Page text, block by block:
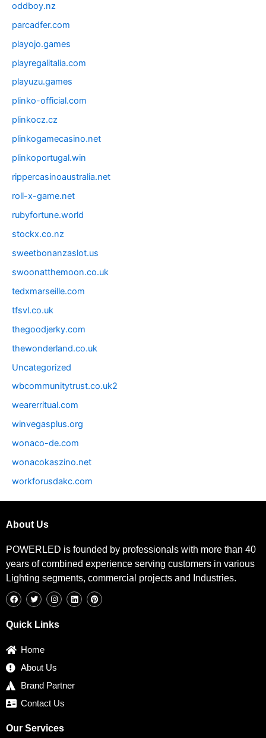
oddboy.nz
parcadfer.com
playojo.games
playregalitalia.com
playuzu.games
plinko-official.com
plinkocz.cz
plinkogamecasino.net
plinkoportugal.win
rippercasinoaustralia.net
roll-x-game.net
rubyfortune.world
stockx.co.nz
sweetbonanzaslot.us
swoonatthemoon.co.uk
tedxmarseille.com
tfsvl.co.uk
thegoodjerky.com
thewonderland.co.uk
Uncategorized
wbcommunitytrust.co.uk2
wearerritual.com
winvegasplus.org
wonaco-de.com
wonacokaszino.net
workforusdakc.com
About Us
POWERLED is founded by professionals with more than 40
years of combined experience serving customers in various
Lighting segments, commercial projects and Industries.
a
c
o
w
i
t
e
n
s
g
i
n
i
n
Quick Links
Home
About Us
Brand Partner
Contact Us
Our Services